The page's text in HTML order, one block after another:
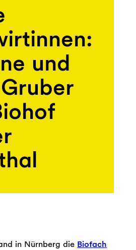
und
in Nürnberg die Biofach